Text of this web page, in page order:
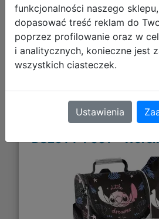
Galeria zdjęć
Paso Zestaw Szkolny
Tornister DS26YY-
DS26YY-P001 +
funkcjonalności naszego
dopasować treść reklam do
poprzez profilowanie oraz w
i analitycznych, konieczne jest
wszystkich ciasteczek.
Ustawienia